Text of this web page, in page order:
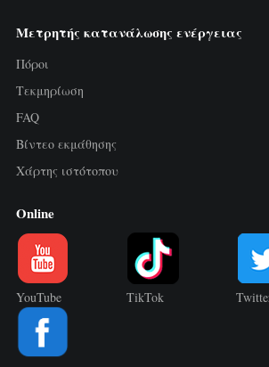
Ελεγκτής ισχύος WiFi
Φορτιστής EV
Προσομοιωτής IAMMETER
Σύστημα ενεργειακής
προσομοίωσης
Μετρητής κατανάλωσης ενέργειας
Πόροι
Τεκμηρίωση
FAQ
Βίντεο εκμάθησης
Χάρτης ιστότοπου
Online
YouTube TikTok